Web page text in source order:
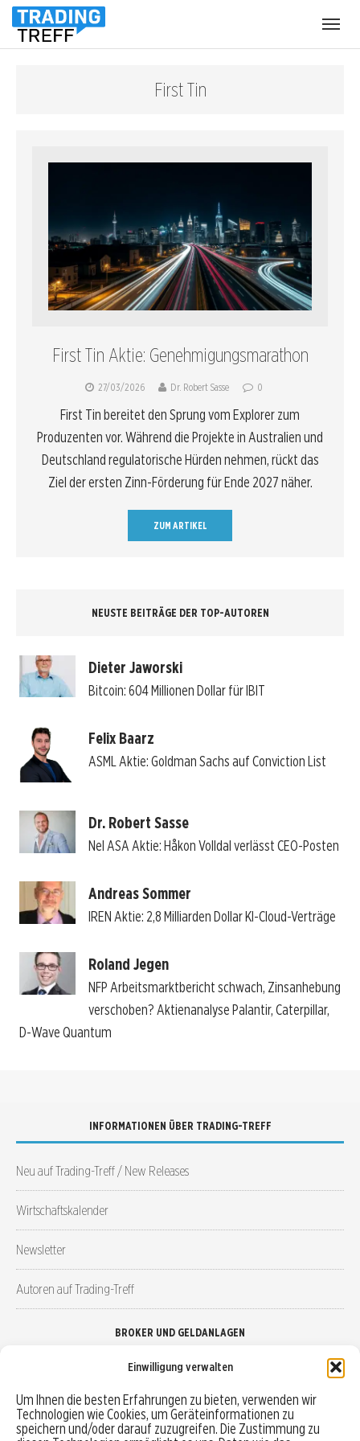
Einwilligung verwalten
Um Ihnen die besten Erfahrungen zu bieten, verwenden wir
Technologien wie Cookies, um Geräteinformationen zu
speichern und/oder darauf zuzugreifen. Die Zustimmung zu
First Tin
First Tin Aktie: Genehmigungsmarathon
27/03/2026 Dr. Robert Sasse 0
First Tin bereitet den Sprung vom Explorer zum
Produzenten vor. Während die Projekte in Australien und
Deutschland regulatorische Hürden nehmen, rückt das
Ziel der ersten Zinn-Förderung für Ende 2027 näher.
ZUM ARTIKEL
NEUSTE BEITRÄGE DER TOP-AUTOREN
Dieter Jaworski
Bitcoin: 604 Millionen Dollar für IBIT
Felix Baarz
ASML Aktie: Goldman Sachs auf Conviction List
Dr. Robert Sasse
Nel ASA Aktie: Håkon Volldal verlässt CEO-Posten
Andreas Sommer
IREN Aktie: 2,8 Milliarden Dollar KI-Cloud-Verträge
Roland Jegen
NFP Arbeitsmarktbericht schwach, Zinsanhebung
verschoben? Aktienanalyse Palantir, Caterpillar,
D-Wave Quantum
INFORMATIONEN ÜBER TRADING-TREFF
Neu auf Trading-Treff / New Releases
Wirtschaftskalender
Newsletter
Autoren auf Trading-Treff
BROKER UND GELDANLAGEN
Robo-Advisor vergleichen